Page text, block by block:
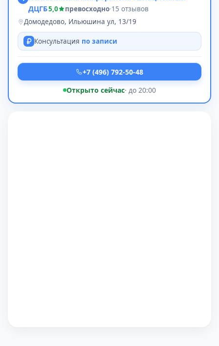
ДЦГБ5,0 превосходно·15 отзывов
Домодедово, Ильюшина ул, 13/19
Консультация по записи
+7 (496) 792-50-48
Открыто сейчас· до 20:00